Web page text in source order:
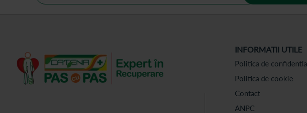
INFORMATII UTILE
Politica de
Politica de cookie
Contact
ANPC